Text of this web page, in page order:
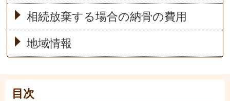
相続放棄する場合の納骨の費用
地域情報
目次